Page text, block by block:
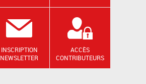
INSCRIPTION
NEWSLETTER
ACCÈS
CONTRIBUTEURS